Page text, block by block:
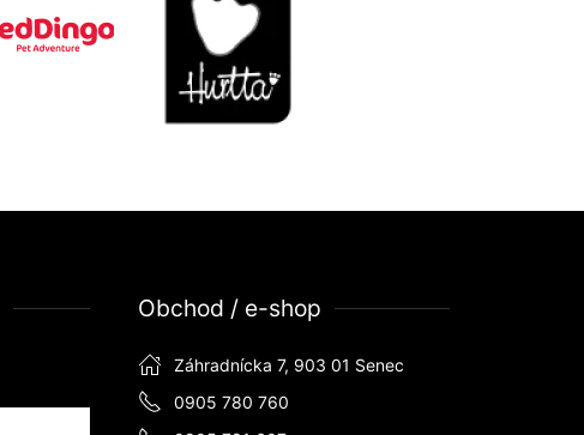
Obchod / e-shop
Záhradnícka 7, 903 01 Senec
0905 780 760